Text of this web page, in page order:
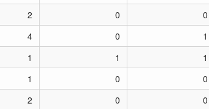
2 0 0
4 0 1
1 1 1
1 0 0
2 0 0